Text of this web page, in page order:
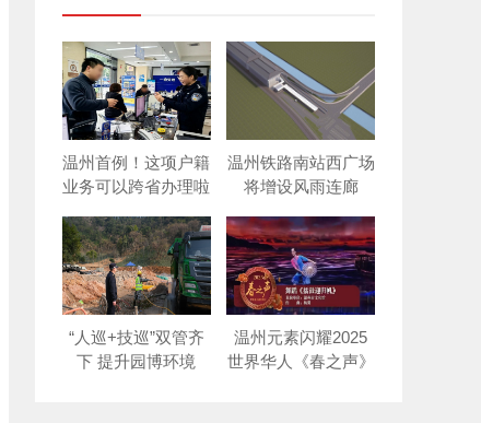
温州首例！这项户籍
业务可以跨省办理啦
温州铁路南站西广场
将增设风雨连廊
“人巡+技巡”双管齐
下 提升园博环境
温州元素闪耀2025
世界华人《春之声》